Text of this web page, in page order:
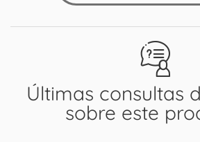
Últimas consultas
sobre este